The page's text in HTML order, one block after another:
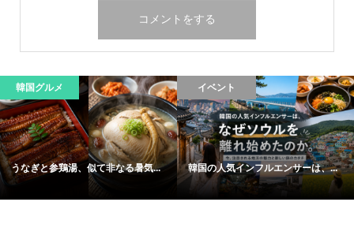
韓国グルメ
うなぎと参鶏湯、似て非なる暑気...
イベント
韓国の人気インフルエンサーは、...